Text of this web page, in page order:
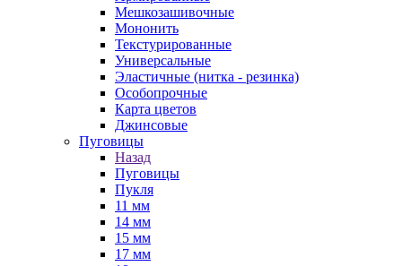
Мешкозашивочные
Мононить
Текстурированные
Универсальные
Эластичные (нитка - резинка)
Особопрочные
Карта цветов
Джинсовые
Пуговицы
Назад
Пуговицы
Пукля
11 мм
14 мм
15 мм
17 мм